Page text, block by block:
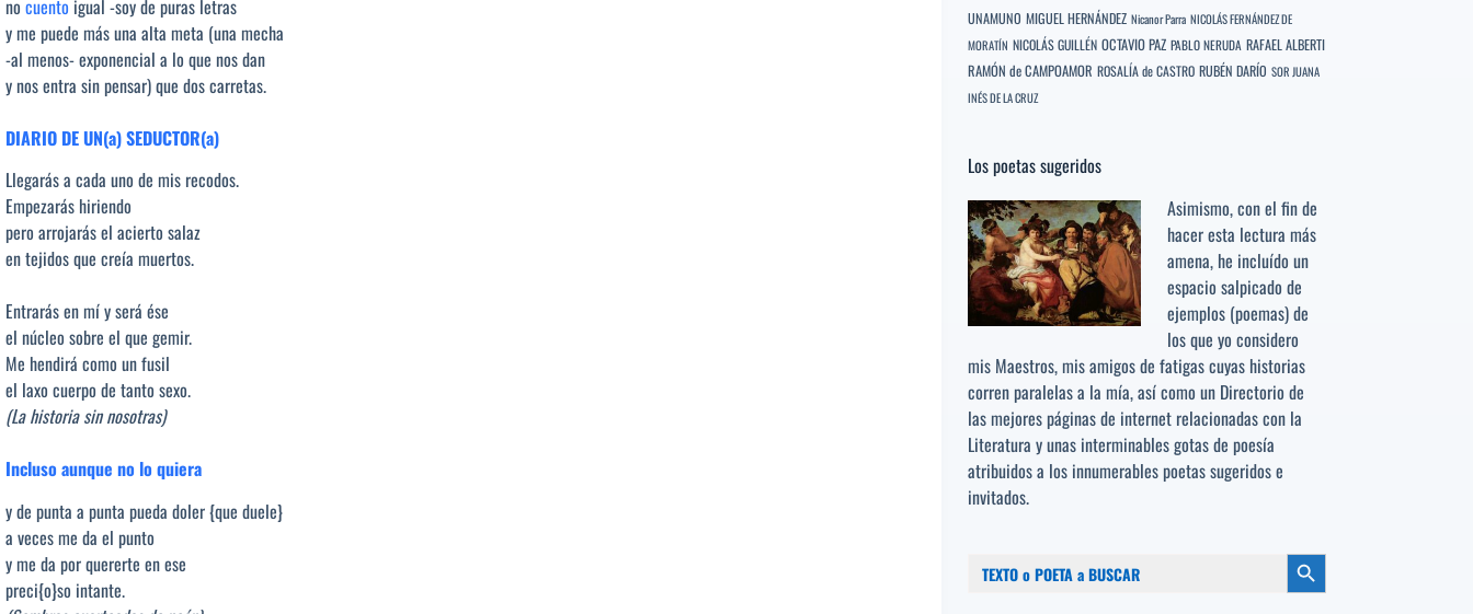
no cuento igual -soy de puras letras
y me puede más una alta meta (una mecha
-al menos- exponencial a lo que nos dan
y nos entra sin pensar) que dos carretas.
DIARIO DE UN(a) SEDUCTOR(a)
Llegarás a cada uno de mis recodos.
Empezarás hiriendo
pero arrojarás el acierto salaz
en tejidos que creía muertos.
Entrarás en mí y será ése
el núcleo sobre el que gemir.
Me hendirá como un fusil
el laxo cuerpo de tanto sexo.
(La historia sin nosotras)
Incluso aunque no lo quiera
y de punta a punta pueda doler {que duele}
a veces me da el punto
y me da por quererte en ese
preci{o}so intante.
UNAMUNO MIGUEL HERNÁNDEZ Nicanor Parra NICOLÁS FERNÁNDEZ DE
MORATÍN NICOLÁS GUILLÉN OCTAVIO PAZ PABLO NERUDA RAFAEL ALBERTI
RAMÓN de CAMPOAMOR ROSALÍA de CASTRO RUBÉN DARÍO SOR JUANA
INÉS DE LA CRUZ
Los poetas sugeridos
Asimismo, con el fin de
hacer esta lectura más
amena, he incluído un
espacio salpicado de
ejemplos (poemas) de
los que yo considero
mis Maestros, mis amigos de fatigas cuyas historias
corren paralelas a la mía, así como un Directorio de
las mejores páginas de internet relacionadas con la
Literatura y unas interminables gotas de poesía
atribuidos a los innumerables poetas sugeridose
invitados.
Botón de búsqueda